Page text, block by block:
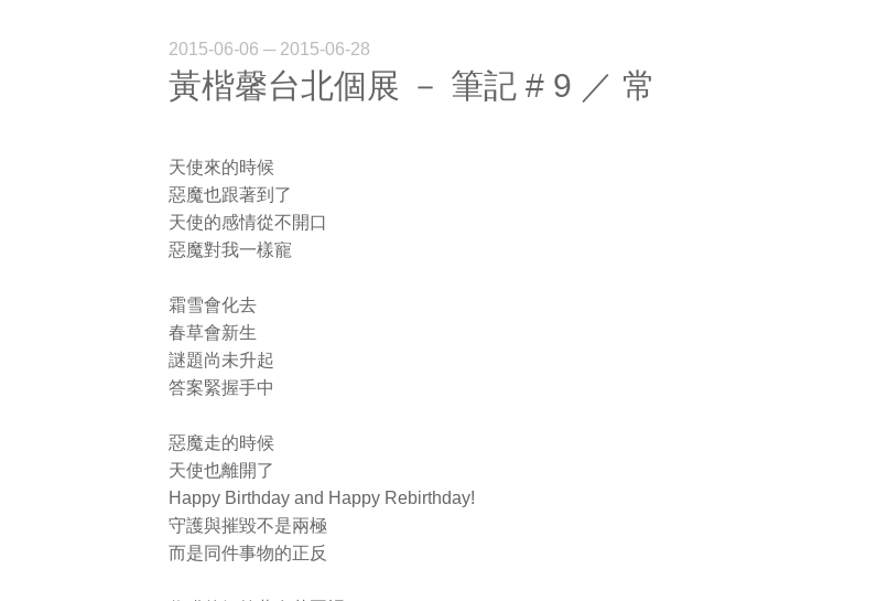
2015-06-06 ─ 2015-06-28
黃楷馨台北個展 － 筆記 # 9 ／ 常
天使來的時候
惡魔也跟著到了
天使的感情從不開口
惡魔對我一樣寵
霜雪會化去
春草會新生
謎題尚未升起
答案緊握手中
惡魔走的時候
天使也離開了
Happy Birthday and Happy Rebirthday!
守護與摧毀不是兩極
而是同件事物的正反